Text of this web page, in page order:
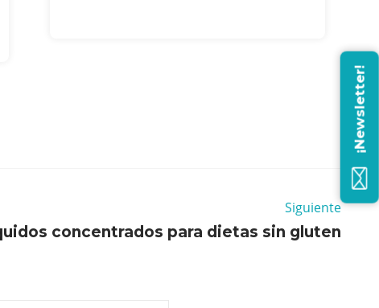
Siguiente
concentrados para dietas sin gluten
¡Newsletter!